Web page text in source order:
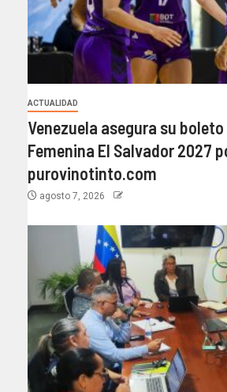
ACTUALIDAD
Venezuela asegura su
Femenina El Salvador 2027
purovinotinto.com
agosto 7, 2026